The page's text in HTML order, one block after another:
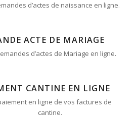
d’actes de naissance en ligne.
ACTE DE MARIAGE
d’actes de Mariage en ligne.
CANTINE EN LIGNE
en ligne de vos factures de
cantine.